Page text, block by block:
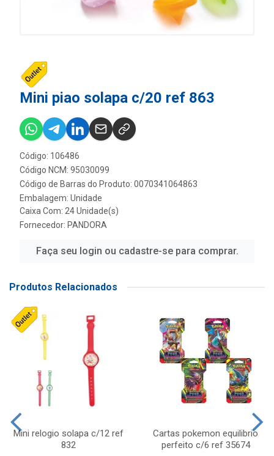
Mini piao solapa c/20 ref 863
Código: 106486
Código NCM: 95030099
Código de Barras do Produto: 0070341064863
Embalagem: Unidade
Caixa Com: 24 Unidade(s)
Fornecedor: PANDORA
Faça seu login ou cadastre-se para comprar.
Produtos Relacionados
Mini relogio solapa c/12 ref
832
Cartas pokemon equilibrio
perfeito c/6 ref 35674